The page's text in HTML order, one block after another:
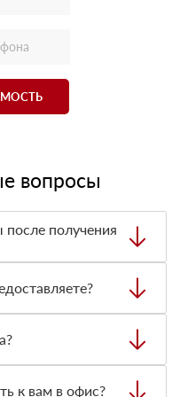
вопросы
получения
При этом, если
качества, то
а также товарно-
деталей заказа.
к вам в офис?